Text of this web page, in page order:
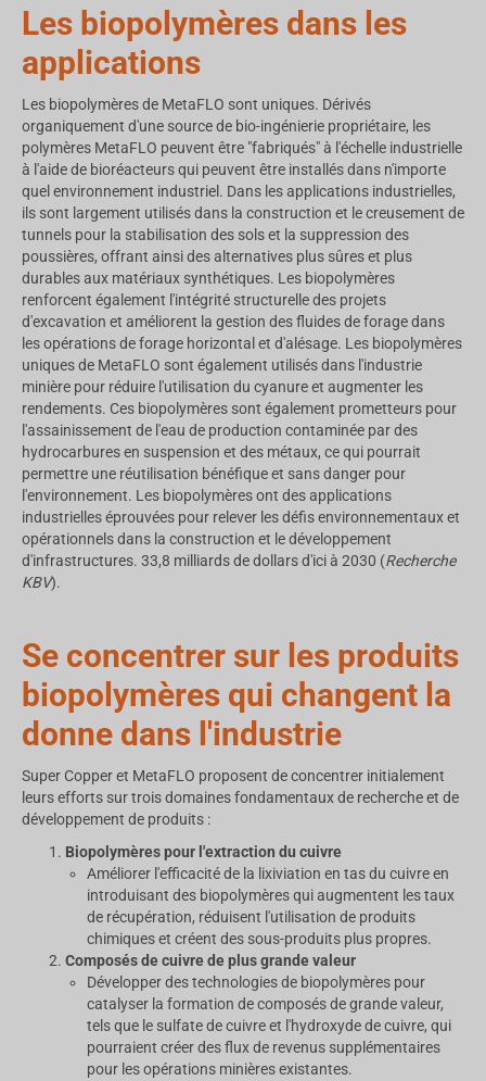
Les biopolymères dans les
applications
Les biopolymères de MetaFLO sont uniques. Dérivés
organiquement d'une source de bio-ingénierie propriétaire, les
polymères MetaFLO peuvent être "fabriqués" à l'échelle industrielle
à l'aide de bioréacteurs qui peuvent être installés dans n'importe
quel environnement industriel. Dans les applications industrielles,
ils sont largement utilisés dans la construction et le creusement de
tunnels pour la stabilisation des sols et la suppression des
poussières, offrant ainsi des alternatives plus sûres et plus
durables aux matériaux synthétiques. Les biopolymères
renforcent également l'intégrité structurelle des projets
d'excavation et améliorent la gestion des fluides de forage dans
les opérations de forage horizontal et d'alésage. Les biopolymères
uniques de MetaFLO sont également utilisés dans l'industrie
minière pour réduire l'utilisation du cyanure et augmenter les
rendements. Ces biopolymères sont également prometteurs pour
l'assainissement de l'eau de production contaminée par des
hydrocarbures en suspension et des métaux, ce qui pourrait
permettre une réutilisation bénéfique et sans danger pour
l'environnement. Les biopolymères ont des applications
industrielles éprouvées pour relever les défis environnementaux et
opérationnels dans la construction et le développement
d'infrastructures. 33,8 milliards de dollarsd'ici à 2030 (Recherche
KBV).
Se concentrer sur les produits
biopolymères qui changent la
donne dans l'industrie
Super Copper et MetaFLO proposent de concentrer initialement
leurs efforts sur trois domaines fondamentaux de recherche et de
développement de produits :
Biopolymères pour l'extraction du cuivre
Améliorer l'efficacité de la lixiviation en tas du cuivre en
introduisant des biopolymères qui augmentent les taux
de récupération, réduisent l'utilisation de produits
chimiques et créent des sous-produits plus propres.
Composés de cuivre de plus grande valeur
Développer des technologies de biopolymères pour
catalyser la formation de composés de grande valeur,
tels que le sulfate de cuivre et l'hydroxyde de cuivre, qui
pourraient créer des flux de revenus supplémentaires
pour les opérations minières existantes.